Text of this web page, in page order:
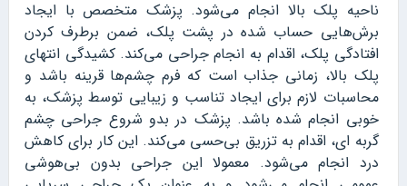
ناحیه پلک بالا انجام می‌شود. پزشک متخصص با ایجاد
برش‌هایی حساب شده در پشت پلک، ضمن برطرف کردن
افتادگی پلک، اقدام به انجام جراحی می‌کند. کشیدگی انتهای
پلک بالا، زمانی جذاب است که فرم چشم‌ها قرینه باشد و
محاسبات لازم برای ایجاد تناسب و زیبایی توسط پزشک، به
خوبی انجام شده باشد. پزشک در بدو شروع جراحی چشم
گربه ای، اقدام به تزریق بی‌حسی می‌کند. این کار برای کاهش
درد انجام می‌شود. معمولا این جراحی بدون بی‌هوشی